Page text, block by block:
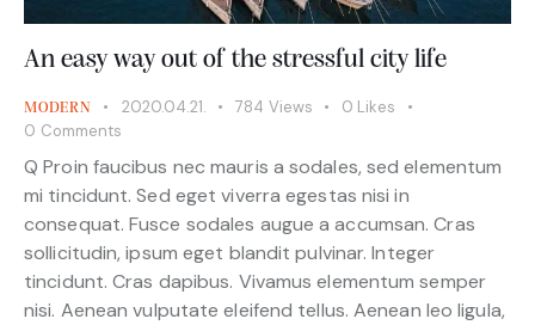
An easy way out of the stressful city life
MODERN 2020.04.21. 784 Views 0 Likes
0 Comments
Q Proin faucibus nec mauris a sodales, sed elementum
mi tincidunt. Sed eget viverra egestas nisi in
consequat. Fusce sodales augue a accumsan. Cras
sollicitudin, ipsum eget blandit pulvinar. Integer
tincidunt. Cras dapibus. Vivamus elementum semper
nisi. Aenean vulputate eleifend tellus. Aenean leo ligula,